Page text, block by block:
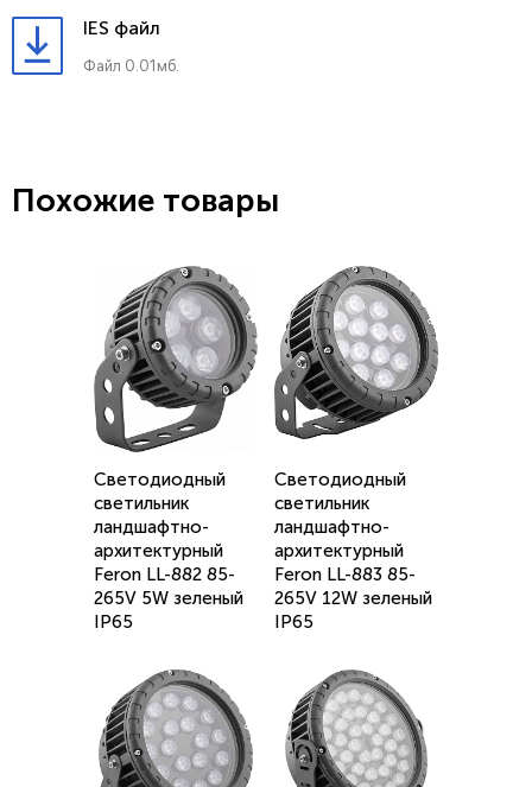
IES файл
Файл 0.01мб.
Похожие товары
Светодиодный
светильник
ландшафтно-
архитектурный
Feron LL-882 85-
265V 5W зеленый
IP65
Светодиодный
светильник
ландшафтно-
архитектурный
Feron LL-883 85-
265V 12W зеленый
IP65